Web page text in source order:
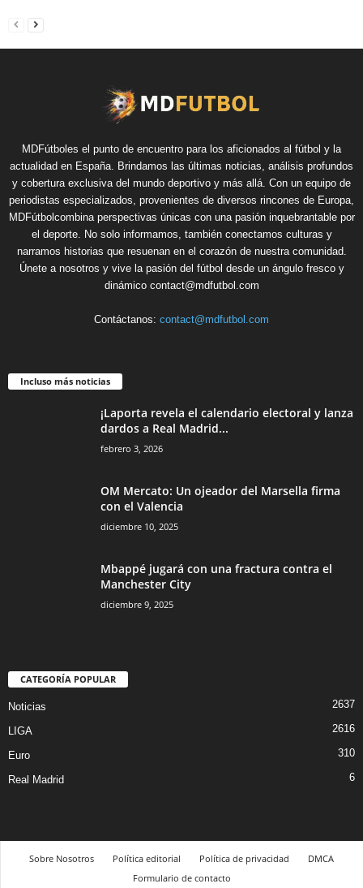
MDFútboles el punto de encuentro para los aficionados al fútbol y la
actualidad en España. Brindamos las últimas noticias, análisis profundos
y cobertura exclusiva del mundo deportivo y más allá. Con un equipo de
periodistas especializados, provenientes de diversos rincones de Europa,
MDFútbolcombina perspectivas únicas con una pasión inquebrantable por
el deporte. No solo informamos, también conectamos culturas y
narramos historias que resuenan en el corazón de nuestra comunidad.
Únete a nosotros y vive la pasión del fútbol desde un ángulo fresco y
dinámico contact@mdfutbol.com
Contáctanos: contact@mdfutbol.com
Incluso más noticias
¡Laporta revela el calendario electoral y lanza
dardos a Real Madrid...
febrero 3, 2026
OM Mercato: Un ojeador del Marsella firma
con el Valencia
diciembre 10, 2025
Mbappé jugará con una fractura contra el
Manchester City
diciembre 9, 2025
CATEGORÍA POPULAR
Noticias 2637
LIGA 2616
Euro 310
Real Madrid 6
Sobre Nosotros Política editorial Política de privacidad
DMCA
Formulario de contacto